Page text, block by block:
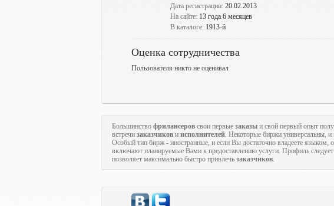
Дата регистрации: 20.02.2013
На сайте: 13 года 6 месяцев
В каталоге: 1913-й
Оценка сотрудничества
Пользователя никто не оценивал
Большинство фрилансеров свои первые заказы и свой первый опыт
встречи заказчиков и исполнителей. Некоторые биржи универсальны,
Особый тип бирж - иностранные, и если Вы достаточно владеете языком,
включают планируемые Вами к предоставлению услуги. Профиль
позволяет максимально быстро привлечь заказчиков.